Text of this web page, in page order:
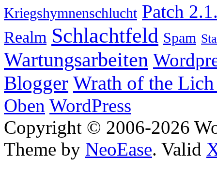
Kriegshymnenschlucht Patch
Realm Schlachtfeld Spam
Wartungsarbeiten
Blogger Wrath of the
Oben WordPress
Copyright © 2006-2026
Theme by NeoEase. Valid